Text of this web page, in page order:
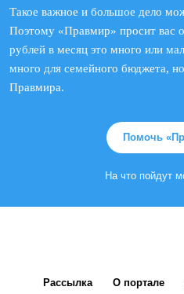
Такое важное и большое дело
Поэтому «Правмир» просит вас
рублей в месяц это много или
много для семейного бюджета,
Правмира.
Помочь
На что пойдут
Рассылка О портале